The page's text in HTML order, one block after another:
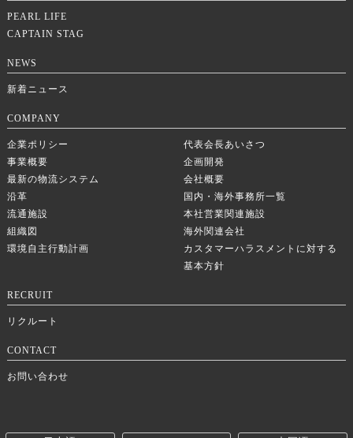
PEARL LIFE
CAPTAIN STAG
NEWS
新着ニュース
COMPANY
企業ポリシー
代表会長あいさつ
事業概要
企画開発
最新の物流システム
会社概要
沿革
国内・海外事務所一覧
流通施設
本社営業関連施設
組織図
海外関連会社
環境自主行動計画
カスタマーハラスメントに対する
基本方針
RECRUIT
リクルート
CONTACT
お問い合わせ